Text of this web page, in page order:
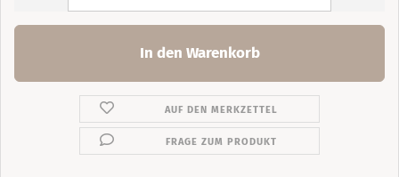
AUF DEN MERKZETTEL
FRAGE ZUM PRODUKT